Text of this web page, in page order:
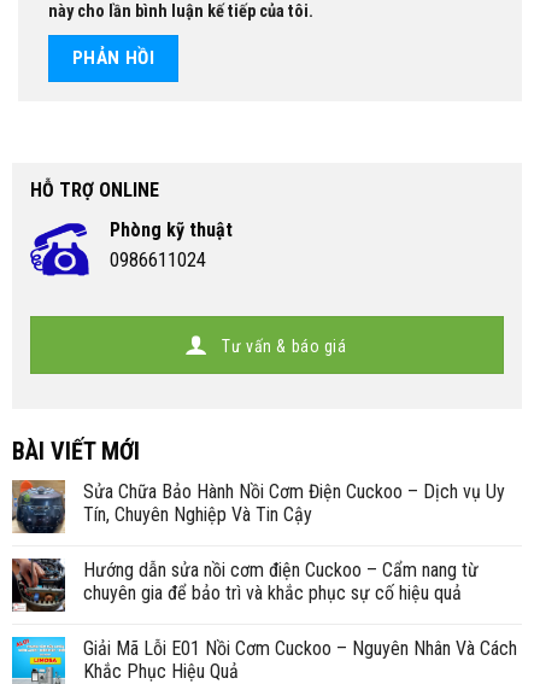
này cho lần bình luận kế tiếp của tôi.
HỖ TRỢ ONLINE
Phòng kỹ thuật
0986611024
Tư vấn & báo giá
BÀI VIẾT MỚI
Sửa Chữa Bảo Hành Nồi Cơm Điện Cuckoo – Dịch vụ Uy
Tín, Chuyên Nghiệp Và Tin Cậy
Hướng dẫn sửa nồi cơm điện Cuckoo – Cẩm nang từ
chuyên gia để bảo trì và khắc phục sự cố hiệu quả
Giải Mã Lỗi E01 Nồi Cơm Cuckoo – Nguyên Nhân Và Cách
Khắc Phục Hiệu Quả